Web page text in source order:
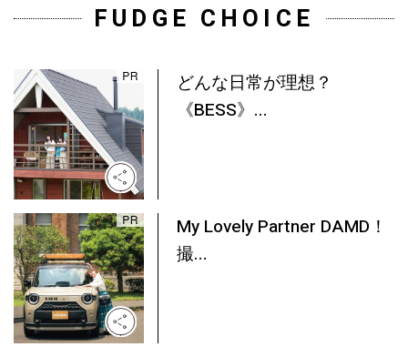
FUDGE CHOICE
どんな日常が理想？
《BESS》...
My Lovely Partner DAMD！
撮...